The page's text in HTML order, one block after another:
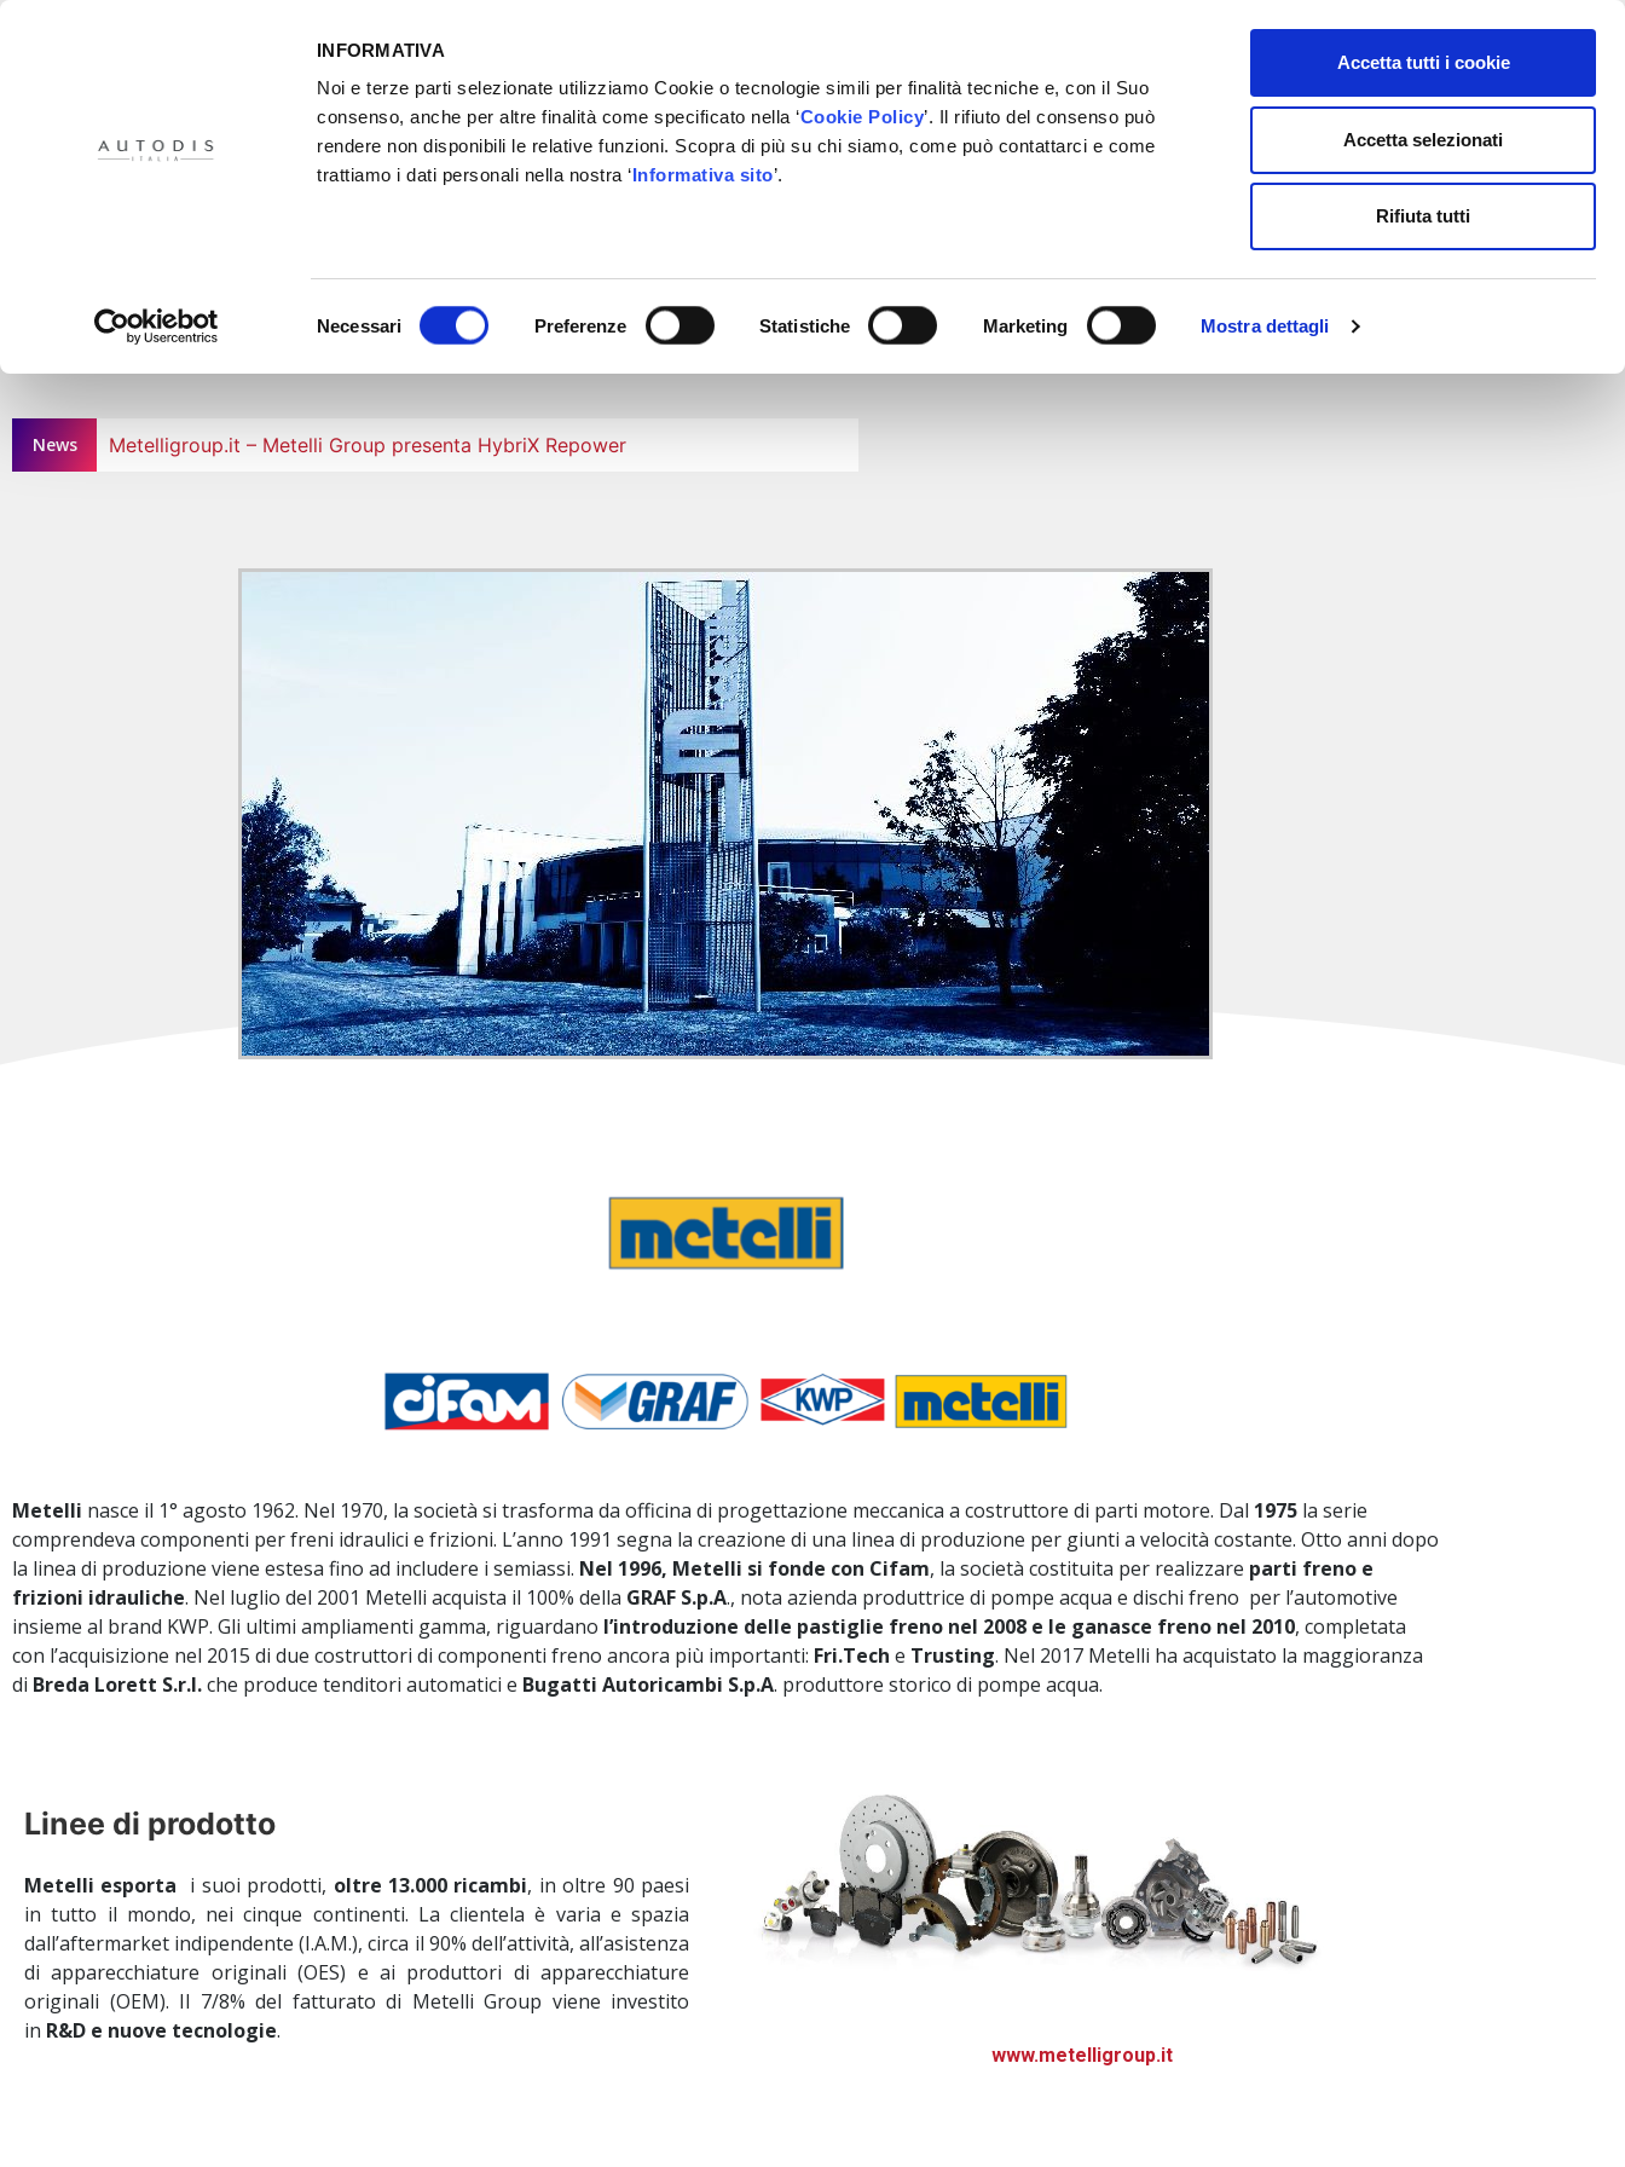
INFORMATIVA
Noi e terze parti selezionate utilizziamo Cookie o tecnologie simili per finalità tecniche e, con il Suo
consenso, anche per altre finalità come specificato nella ‘Cookie Policy’. Il rifiuto del consenso può
rendere non disponibili le relative funzioni. Scopra di più su chi siamo, come può contattarci e come
trattiamo i dati personali nella nostra ‘Informativa sito’.
del
Necessari Preferenze Statistiche Marketing Mostra dettagli
Accetta tutti i cookie
Accetta selezionati
Rifiuta tutti
IL PROGETTO DISTRIBUTORI XMASTER PRIVATE LABEL FORNITORI PARTNER BACHECA CONTATTI AREA RISERVATA
METELLI GROUP
News Metelligroup.it – Metelli Group presenta HybriX Repower
Metelli nasce il 1° agosto 1962. Nel 1970, la società si trasforma da officina di progettazione meccanica a costruttore di parti motore. Dal 1975 la serie
comprendeva componenti per freni idraulici e frizioni. L’anno 1991 segna la creazione di una linea di produzione per giunti a velocità costante. Otto anni dopo
la linea di produzione viene estesa fino ad includere i semiassi. Nel 1996, Metelli si fonde con Cifam, la società costituita per realizzare parti freno e
frizioni idrauliche. Nel luglio del 2001 Metelli acquista il 100% della GRAF S.p.A., nota azienda produttrice di pompe acqua e dischi freno per l’automotive
insieme al brand KWP. Gli ultimi ampliamenti gamma, riguardano l’introduzione delle pastiglie freno nel 2008 e le ganasce freno nel 2010, completata
con l’acquisizione nel 2015 di due costruttori di componenti freno ancora più importanti: Fri.Tech e Trusting. Nel 2017 Metelli ha acquistato la maggioranza
di Breda Lorett S.r.l.che produce tenditori automatici e Bugatti Autoricambi S.p.A. produttore storico di pompe acqua.
Linee di prodotto
Metelli esporta i suoi prodotti, oltre 13.000 ricambi, in oltre 90 paesi
in tutto il mondo, nei cinque continenti. La clientela è varia e spazia
dall’aftermarket indipendente (I.A.M.), circa il 90% dell’attività, all’asistenza
di apparecchiature originali (OES) e ai produttori di apparecchiature
originali (OEM). Il 7/8% del fatturato di Metelli Group viene investito
in R&D e nuove tecnologie.
www.metelligroup.it